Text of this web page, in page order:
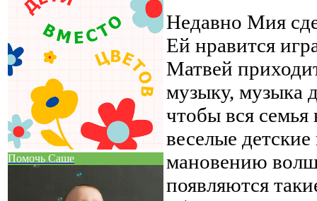
Помочь Саше
Недавно Мия
Ей нравится
Матвей
музыку, музыка
чтобы вся
веселые
мановению
появляются